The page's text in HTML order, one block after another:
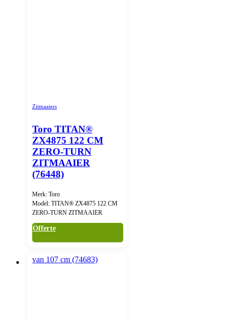
Zitmaaiers
Toro TITAN®
ZX4875 122 CM
ZERO-TURN
ZITMAAIER
(76448)
Merk: Toro
Model: TITAN® ZX4875 122 CM
ZERO-TURN ZITMAAIER
Offerte